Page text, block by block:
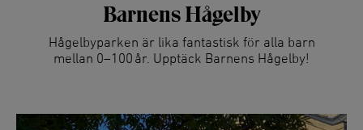
Barnens Hågelby
Hågelbyparken är lika fantastisk för alla barn
mellan 0–100 år. Upptäck Barnens Hågelby!